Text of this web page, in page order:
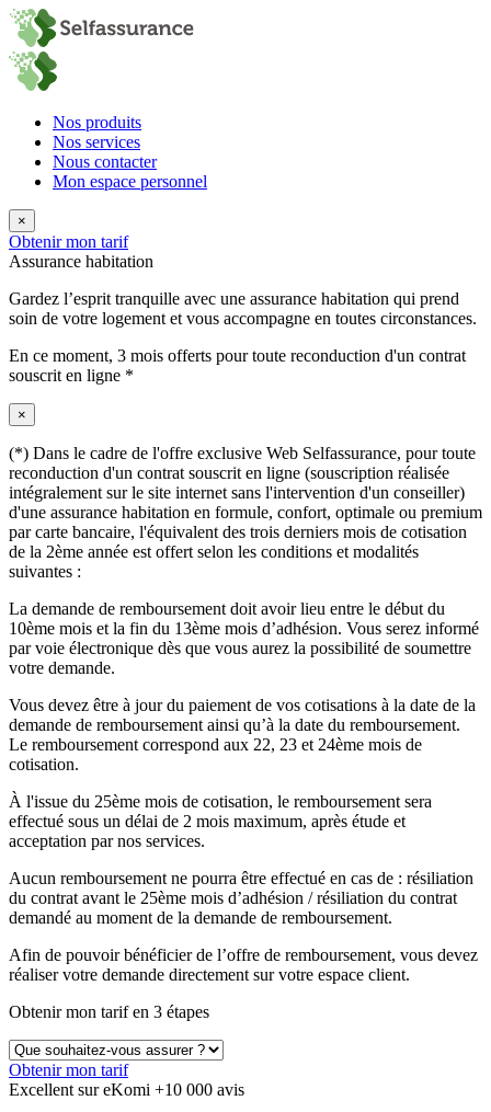
Nos produits
Nos services
Nous contacter
Mon espace personnel
×
Obtenir mon tarif
Assurance habitation
Gardez l’esprit tranquille avec une assurance habitation qui prend
soin de votre logement et vous accompagne en toutes circonstances.
En ce moment, 3 mois offerts pour toute reconduction d'un contrat
souscrit en ligne *
×
(*) Dans le cadre de l'offre exclusive Web Selfassurance, pour toute
reconduction d'un contrat souscrit en ligne (souscription réalisée
intégralement sur le site internet sans l'intervention d'un conseiller)
d'une assurance habitation en formule, confort, optimale ou premium
par carte bancaire, l'équivalent des trois derniers mois de cotisation
de la 2ème année est offert selon les conditions et modalités
suivantes :
La demande de remboursement doit avoir lieu entre le début du
10ème mois et la fin du 13ème mois d’adhésion. Vous serez informé
par voie électronique dès que vous aurez la possibilité de soumettre
votre demande.
Vous devez être à jour du paiement de vos cotisations à la date de la
demande de remboursement ainsi qu’à la date du remboursement.
Le remboursement correspond aux 22, 23 et 24ème mois de
cotisation.
À l'issue du 25ème mois de cotisation, le remboursement sera
effectué sous un délai de 2 mois maximum, après étude et
acceptation par nos services.
Aucun remboursement ne pourra être effectué en cas de : résiliation
du contrat avant le 25ème mois d’adhésion / résiliation du contrat
demandé au moment de la demande de remboursement.
Afin de pouvoir bénéficier de l’offre de remboursement, vous devez
réaliser votre demande directement sur votre espace client.
Obtenir mon tarif en 3 étapes
Obtenir mon tarif
Excellent sur eKomi +10 000 avis